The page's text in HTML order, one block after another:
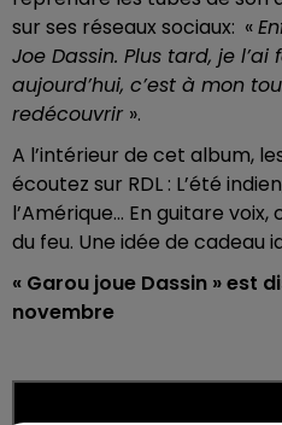
sur ses réseaux sociaux: «
Joe Dassin. Plus tard, je
aujourd’hui, c’est à mon
redécouvrir ».
A l’intérieur de cet album,
écoutez sur RDL : L’été
l’Amérique… En guitare
du feu. Une idée de cadeau
« Garou joue Dassin » est
novembre